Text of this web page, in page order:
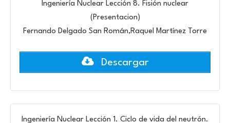
Ingeniería Nuclear Lección 8. Fisión nuclear
(Presentacion)
Fernando Delgado San Román,Raquel Martínez Torre
Descargar
Ingeniería Nuclear Lección 1. Ciclo de vida del neutrón.